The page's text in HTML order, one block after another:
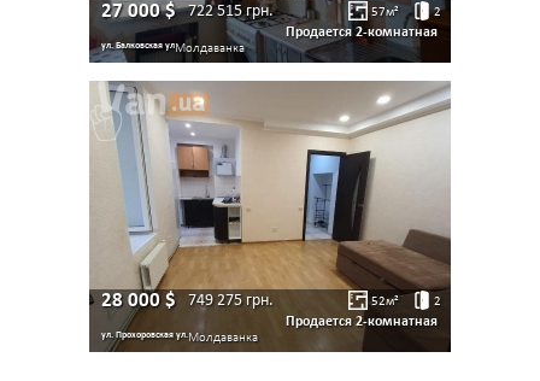
27 000$ 722 515грн. 57м² 2
Продается 2-комнатная
ул. Балковская улМолдаванка
28 000$ 749 275грн. 52м² 2
Продается 2-комнатная
ул. Прохоровская ул.Молдаванка